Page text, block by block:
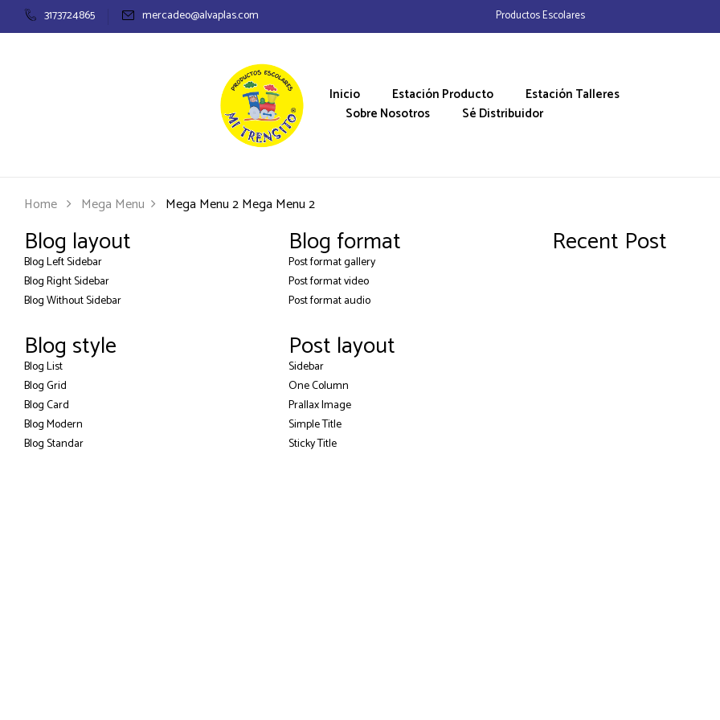
3173724865 mercadeo@alvaplas.com Productos Escolares
Inicio Estación Producto
Estación Talleres
Sobre Nosotros
Sé Distribuidor
Home Mega Menu Mega Menu 2Mega Menu 2
Blog layout
Blog Left Sidebar
Blog Right Sidebar
Blog Without Sidebar
Blog style
Blog List
Blog Grid
Blog Card
Blog Modern
Blog Standar
Blog format
Post format gallery
Post format video
Post format audio
Post layout
Sidebar
One Column
Prallax Image
Simple Title
Sticky Title
Recent Post